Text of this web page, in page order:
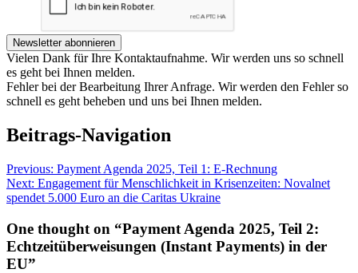
Newsletter abonnieren
Vielen Dank für Ihre Kontaktaufnahme. Wir werden uns so schnell
es geht bei Ihnen melden.
Fehler bei der Bearbeitung Ihrer Anfrage. Wir werden den Fehler so
schnell es geht beheben und uns bei Ihnen melden.
Beitrags-Navigation
Previous: Payment Agenda 2025, Teil 1: E-Rechnung
Next: Engagement für Menschlichkeit in Krisenzeiten: Novalnet
spendet 5.000 Euro an die Caritas Ukraine
One thought on “Payment Agenda 2025, Teil 2:
Echtzeitüberweisungen (Instant Payments) in der
EU”